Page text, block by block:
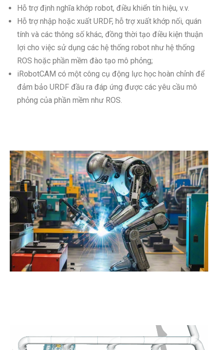
Hỗ trợ định nghĩa khớp robot, điều khiển tín hiệu, v.v.
Hỗ trợ nhập hoặc xuất URDF, hỗ trợ xuất khớp nối, quán
tính và các thông số khác, đồng thời tạo điều kiện thuận
lợi cho việc sử dụng các hệ thống robot như hệ thống
ROS hoặc phần mềm đào tạo mô phỏng;
iRobotCAM có một công cụ động lực học hoàn chỉnh để
đảm bảo URDF đầu ra đáp ứng được các yêu cầu mô
phỏng của phần mềm như ROS.